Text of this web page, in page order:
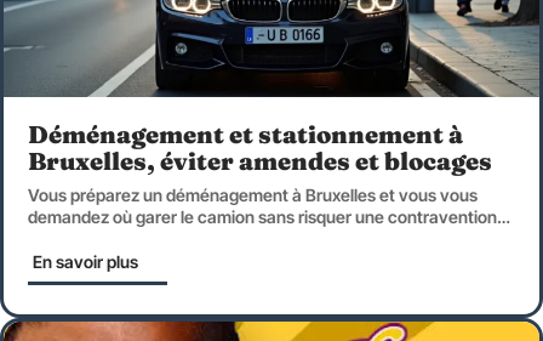
Déménagement et stationnement à
Bruxelles, éviter amendes et blocages
Vous préparez un déménagement à Bruxelles et vous vous
demandez où garer le camion sans risquer une contravention…
En savoir plus